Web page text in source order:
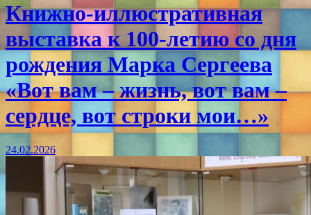
Книжно-иллюстративная
выставка к 100-летию со дня
рождения Марка Сергеева
«Вот вам – жизнь, вот вам –
сердце, вот строки мои…»
24.02.2026